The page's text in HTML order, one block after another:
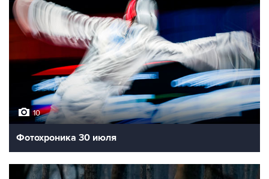
10
Фотохроника 30 июля